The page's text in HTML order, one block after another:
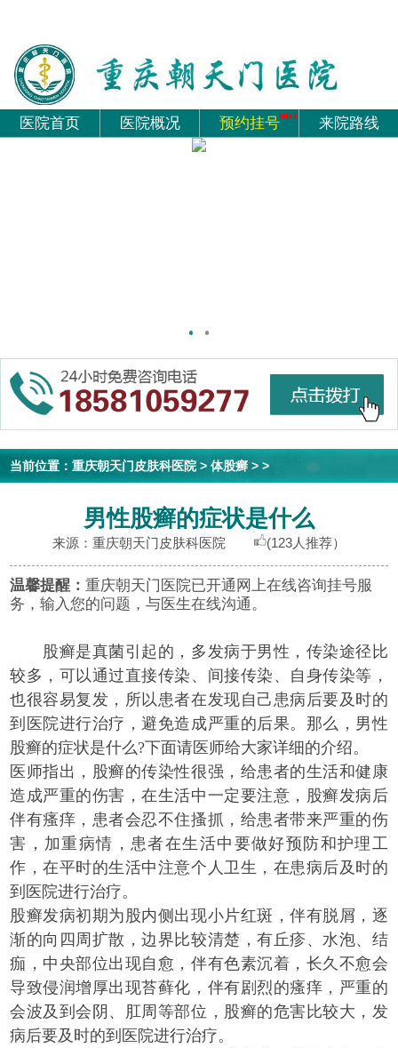
医院首页 医院概况 预约挂号 来院路线
当前位置：重庆朝天门皮肤科医院>体股癣 > >
男性股癣的症状是什么
来源：重庆朝天门皮肤科医院 (123人推荐）
温馨提醒：重庆朝天门医院已开通网上在线咨询挂号服
务，输入您的问题，与医生在线沟通。
股癣是真菌引起的，多发病于男性，传染途径比
较多，可以通过直接传染、间接传染、自身传染等，
也很容易复发，所以患者在发现自己患病后要及时的
到医院进行治疗，避免造成严重的后果。那么，男性
股癣的症状是什么?下面请医师给大家详细的介绍。
医师指出，股癣的传染性很强，给患者的生活和健康
造成严重的伤害，在生活中一定要注意，股癣发病后
伴有瘙痒，患者会忍不住搔抓，给患者带来严重的伤
害，加重病情，患者在生活中要做好预防和护理工
作，在平时的生活中注意个人卫生，在患病后及时的
到医院进行治疗。
股癣发病初期为股内侧出现小片红斑，伴有脱屑，逐
渐的向四周扩散，边界比较清楚，有丘疹、水泡、结
痂，中央部位出现自愈，伴有色素沉着，长久不愈会
导致侵润增厚出现苔藓化，伴有剧烈的瘙痒，严重的
会波及到会阴、肛周等部位，股癣的危害比较大，发
病后要及时的到医院进行治疗。